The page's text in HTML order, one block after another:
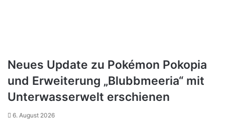
Neues Update zu Pokémon Pokopia
und Erweiterung „Blubbmeeria“ mit
Unterwasserwelt erschienen
6. August 2026